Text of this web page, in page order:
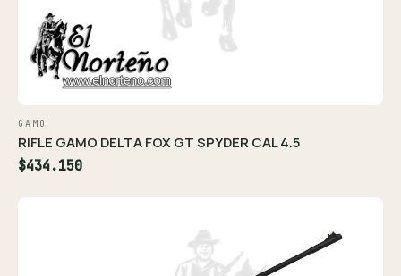
GAMO
RIFLE GAMO DELTA FOX GT SPYDER CAL 4.5
$434.150